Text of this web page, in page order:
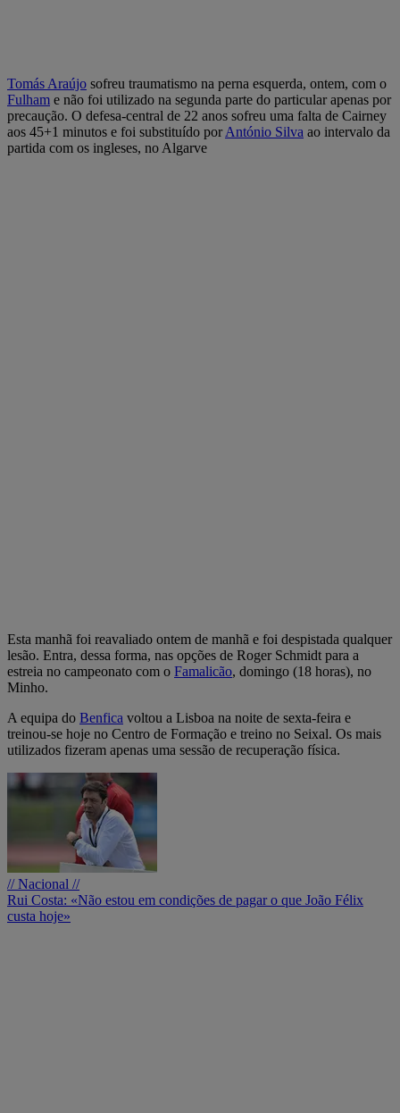
Tomás Araújo sofreu traumatismo na perna esquerda, ontem, com o
Fulham e não foi utilizado na segunda parte do particular apenas por
precaução. O defesa-central de 22 anos sofreu uma falta de Cairney
aos 45+1 minutos e foi substituído porAntónio Silva ao intervalo da
partida com os ingleses, no Algarve
Esta manhã foi reavaliado ontem de manhã e foi despistada qualquer
lesão. Entra, dessa forma, nas opções de Roger Schmidt para a
estreia no campeonato com o Famalicão, domingo (18 horas), no
Minho.
A equipa do Benfica voltou a Lisboa na noite de sexta-feira e
treinou-se hoje no Centro de Formação e treino no Seixal. Os mais
utilizados fizeram apenas uma sessão de recuperação física.
// Nacional //
Rui Costa: «Não estou em condições de pagar o que João Félix
custa hoje»